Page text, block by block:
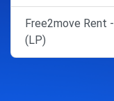
Free2move Rent
(LP)